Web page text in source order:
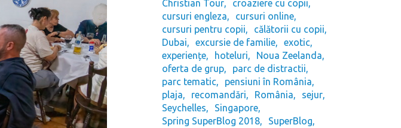
Christian Tour
croaziere cu copii
cursuri engleza
cursuri online
cursuri pentru copii
călătorii cu copii
Dubai
excursie de familie
exotic
experiențe
hoteluri
Noua Zeelanda
oferta de grup
parc de distractii
parc tematic
pensiuni în România
plaja
recomandări România
sejur
Seychelles
Singapore
Spring SuperBlog 2018
SuperBlog